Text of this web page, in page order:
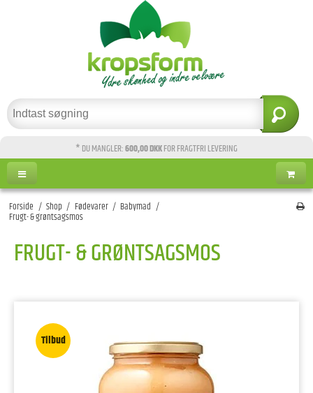
* DU MANGLER:600,00 DKKFOR FRAGTFRI LEVERING
Forside / Shop / Fødevarer / Babymad /
Frugt- & grøntsagsmos
FRUGT- & GRØNTSAGSMOS
Tilbud